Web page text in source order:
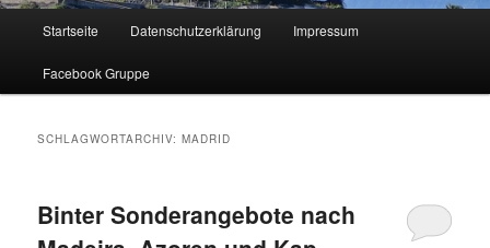
Zum
primären
Zum
sekundären
Startseite Datenschutzerklärung Impressum
Facebook Gruppe
SCHLAGWORTARCHIV:MADRID
Binter Sonderangebote nach